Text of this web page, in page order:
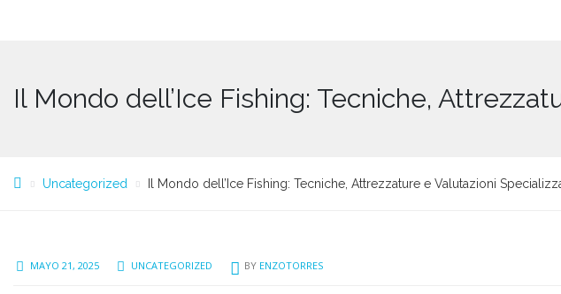
Il Mondo dell’Ice Fishing: Tecniche,
Uncategorized Il Mondo dell’Ice Fishing: Tecniche, Attrezzature e Valutazioni
MAYO 21, 2025 UNCATEGORIZED BY ENZOTORRES